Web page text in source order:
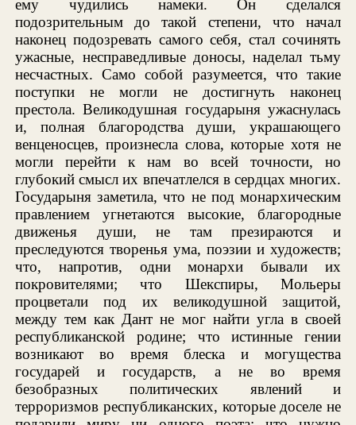
ему чудились намеки. Он сделался
подозрительным до такой степени, что начал
наконец подозревать самого себя, стал сочинять
ужасные, несправедливые доносы, наделал тьму
несчастных. Само собой разумеется, что такие
поступки не могли не достигнуть наконец
престола. Великодушная государыня ужаснулась
и, полная благородства души, украшающего
венценосцев, произнесла слова, которые хотя не
могли перейти к нам во всей точности, но
глубокий смысл их впечатлелся в сердцах многих.
Государыня заметила, что не под монархическим
правлением угнетаются высокие, благородные
движенья души, не там презираются и
преследуются творенья ума, поэзии и художеств;
что, напротив, одни монархи бывали их
покровителями; что Шекспиры, Мольеры
процветали под их великодушной защитой,
между тем как Дант не мог найти угла в своей
республиканской родине; что истинные гении
возникают во время блеска и могущества
государей и государств, а не во время
безобразных политических явлений и
терроризмов республиканских, которые доселе не